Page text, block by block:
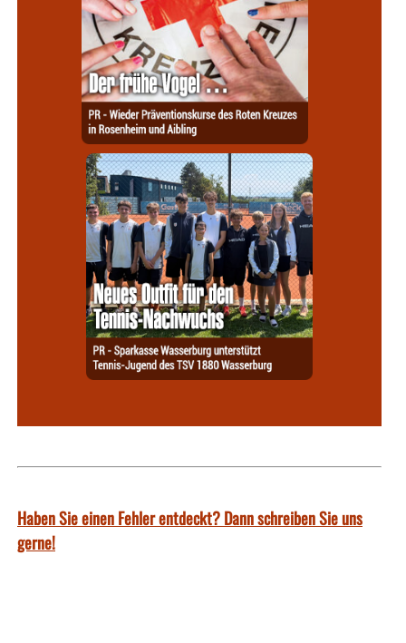
Haben Sie einen Fehler entdeckt? Dann schreiben Sie uns
gerne!